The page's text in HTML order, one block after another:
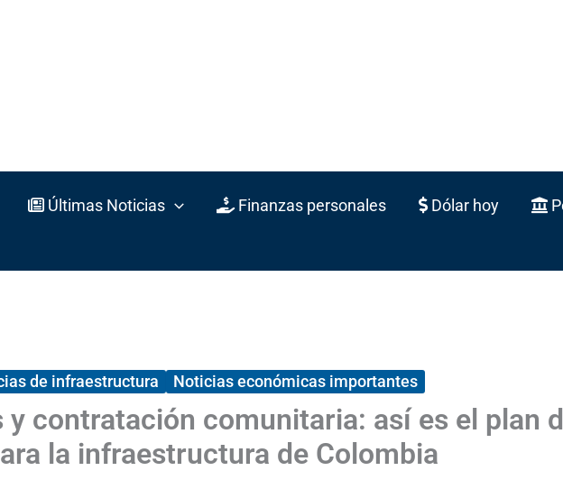
Últimas Noticias Finanzas personales Dólar hoy
de infraestructura Noticias económicas importantes
contratación comunitaria: así es el plan
la infraestructura de Colombia